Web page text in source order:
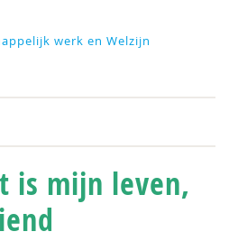
werk en Welzijn
is mijn leven,